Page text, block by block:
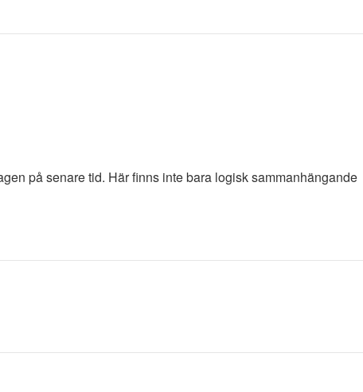
på senare tid. Här finns inte bara logisk sammanhängande